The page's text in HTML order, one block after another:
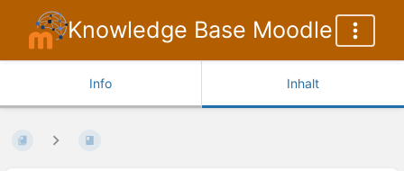
Knowledge Base Moodle
Info Inhalt